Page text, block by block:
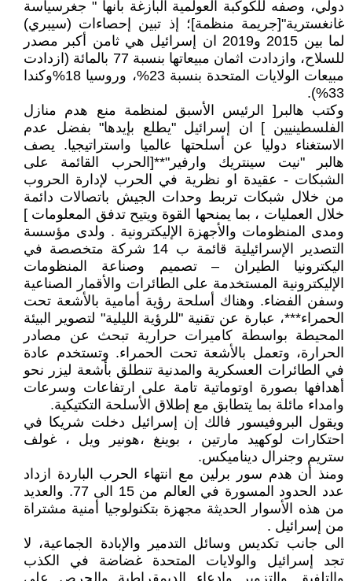
دولي، وصفه للكوكبة العولمية البازغة بأنها " جغرسياسة
غانغسترية"[جريمة منظمة]؛ إذ تبين إحصاءات (سيبري)
لما بين 2015 و2019 ان إسرائيل هي ثامن أكبر مصدر
للسلاح، وازدادت اثمان مبيعاتها بنسبة 77 بالمائة (ازدادت
مبيعات الولايات المتحدة بنسبة 23%، وروسيا 18%وكندا
33%).
وكتب هالبر[ الرئيس الأسبق لمنظمة منع هدم منازل
الفلسطينيين ] ان إسرائيل "يطلع بإيدها" بفضل عدم
الاستغناء دوليا عن أسلحتها عالميا واستراتيجيا. يصف
هالبر "نيت سينتريك وارفير"**[الحرب القائمة على
الشبكات - عقيدة او نظرية في الحرب لإدارة الحروب
من خلال شبكات تربط وحدات الجيش باتصالات دائمة
خلال العمليات ، بما يمنحها القوة ويتيح تدفق المعلومات ]
ومدى المنظومات والأجهزة الإليكترونية . ولدى مؤسسة
التصدير الإسرائيلية قائمة ب 14 شركة متخصصة في
اليكترونيا الطيران – تصميم وصناعة المنظومات
الإليكترونية المستخدمة على الطائرات والأقمار الصناعية
وسفن الفضاء. وهناك أسلحة رؤية أمامية بالأشعة تحت
الحمراء***، عبارة عن تقنية "للرؤية الليلية" لتصوير البيئة
المحيطة بواسطة كاميرات حرارية تبحث عن مصادر
الحرارة، وتعمل بالأشعة تحت الحمراء. وتستخدم عادة
في الطائرات العسكرية والمدنية تنطلق بأشعة ليزر نحو
أهدافها بصورة اوتوماتية تامة على ارتفاعات وسرعات
وامداء مائلة بما يتطابق مع إطلاق الأسلحة التكتيكية.
ويقول البروفيسور فالك إن إسرائيل دخلت شريكا في
احتكارات لوكهيد مارتين ، بوينغ ،هونير ويل ، غولف
ستريم وجنرال ديناميكس.
ومنذ أن هدم سور برلين مع انتهاء الحرب الباردة ازداد
عدد الحدود المسورة في العالم من 15 الى 77. والعديد
من هذه الأسوار الحديثة مجهزة بتكنولوجيا أمنية مشتراة
من إسرائيل .
الى جانب تكديس وسائل التدمير والإبادة الجماعية، لا
تجد إسرائيل والولايات المتحدة غضاضة في الكذب